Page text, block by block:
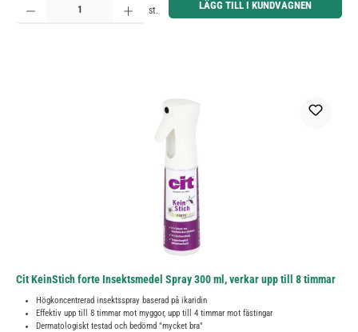
st. LÄGG TILL I KUNDVAGNEN
Cit KeinStich forte Insektsmedel Spray 300 ml, verkar upp till 8 timmar
Högkoncentrerad insektsspray baserad på ikaridin
Effektiv upp till 8 timmar mot myggor, upp till 4 timmar mot fästingar
Dermatologiskt testad och bedömd "mycket bra"